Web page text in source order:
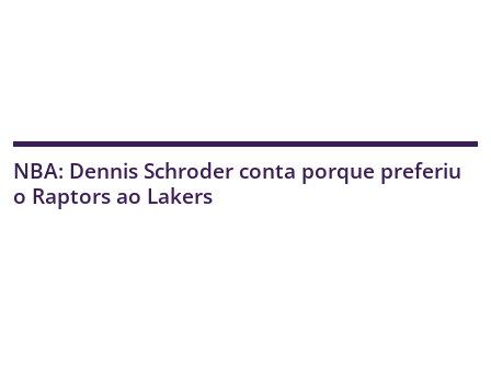
NBA: Dennis Schroder conta porque preferiu
o Raptors ao Lakers